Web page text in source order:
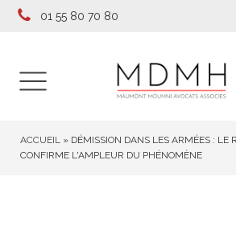
01 55 80 70 80
ACCUEIL » DÉMISSION DANS LES ARMÉES : LE
CONFIRME L'AMPLEUR DU PHÉNOMÈNE